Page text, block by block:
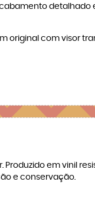
detalhado
original com visor
Produzido em vinil
e conservação.